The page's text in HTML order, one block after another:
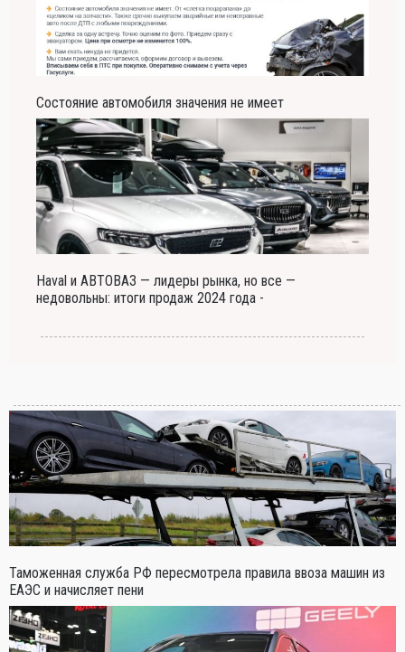
Состояние автомобиля значения не имеет
Haval и АВТОВАЗ — лидеры рынка, но все —
недовольны: итоги продаж 2024 года -
Таможенная служба РФ пересмотрела правила ввоза машин из
ЕАЭС и начисляет пени